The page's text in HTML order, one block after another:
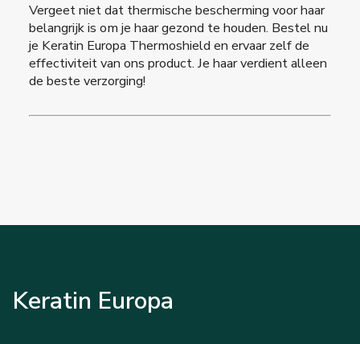
Vergeet niet dat thermische bescherming voor haar
belangrijk is om je haar gezond te houden. Bestel nu
je Keratin Europa Thermoshield en ervaar zelf de
effectiviteit van ons product. Je haar verdient alleen
de beste verzorging!
Keratin Europa